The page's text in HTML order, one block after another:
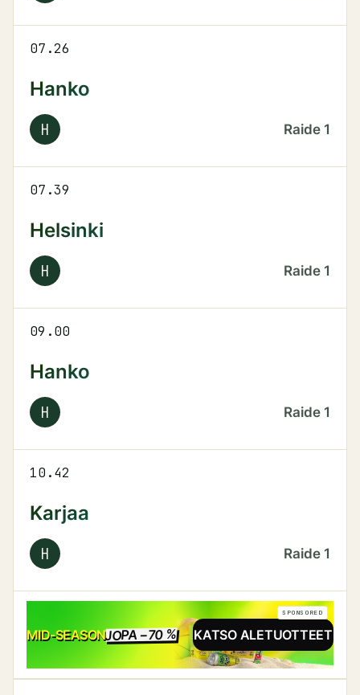
07.26
Hanko
H Raide 1
07.39
Helsinki
H Raide 1
09.00
Hanko
H Raide 1
10.42
Karjaa
H Raide 1
MID-SEASONJOPA −70 %ALEKATSO ALETUOTTEET
SPONSORED